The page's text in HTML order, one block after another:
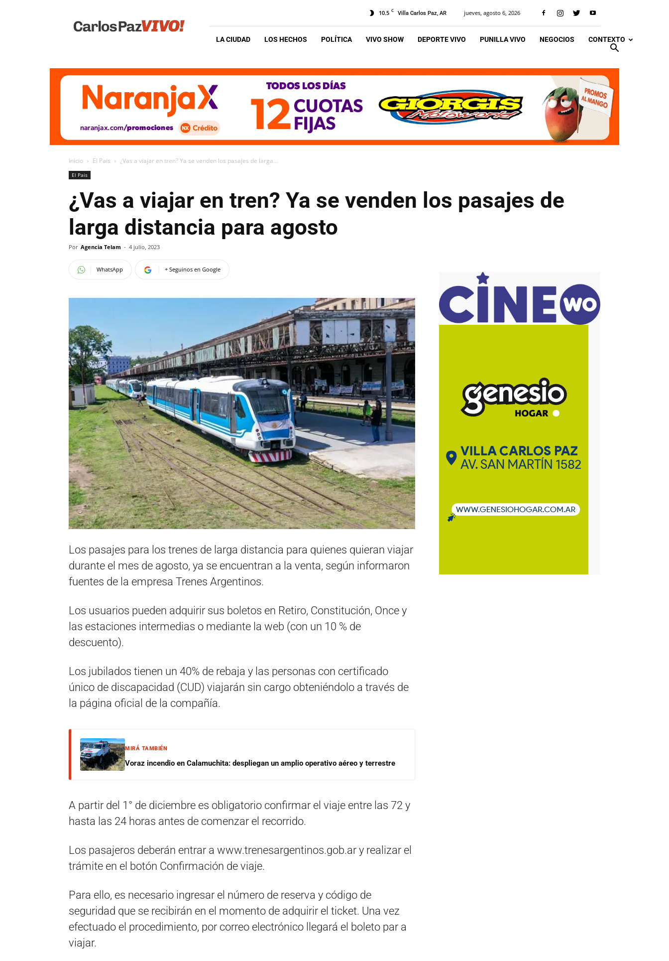
Vivo
10.5 C Villa Carlos Paz, AR jueves, agosto 6, 2026
LA CIUDAD LOS HECHOS POLÍTICA VIVO SHOW DEPORTE VIVO PUNILLA VIVO NEGOCIOS CONTEXTO
Inicio El Pais ¿Vas a viajar en tren? Ya se venden los pasajes de larga...
El Pais
¿Vas a viajar en tren? Ya se venden los pasajes de
larga distancia para agosto
Por Agencia Telam - 4 julio, 2023
WhatsApp + Seguinos en Google
Los pasajes para los trenes de larga distancia para quienes quieran viajar
durante el mes de agosto, ya se encuentran a la venta, según informaron
fuentes de la empresa Trenes Argentinos.
Los usuarios pueden adquirir sus boletos en Retiro, Constitución, Once y
las estaciones intermedias o mediante la web (con un 10 % de
descuento).
Los jubilados tienen un 40% de rebaja y las personas con certificado
único de discapacidad (CUD) viajarán sin cargo obteniéndolo a través de
la página oficial de la compañía.
MIRÁ TAMBIÉN
Voraz incendio en Calamuchita: despliegan un amplio operativo aéreo y terrestre
A partir del 1° de diciembre es obligatorio confirmar el viaje entre las 72 y
hasta las 24 horas antes de comenzar el recorrido.
Los pasajeros deberán entrar a www.trenesargentinos.gob.ar y realizar el
trámite en el botón Confirmación de viaje.
Para ello, es necesario ingresar el número de reserva y código de
seguridad que se recibirán en el momento de adquirir el ticket. Una vez
efectuado el procedimiento, por correo electrónico llegará el boleto par a
viajar.